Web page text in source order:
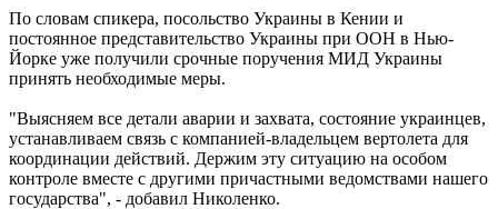
По словам спикера, посольство Украины в Кении и
постоянное представительство Украины при ООН в Нью-
Йорке уже получили срочные поручения МИД Украины
принять необходимые меры.
"Выясняем все детали аварии и захвата, состояние украинцев,
устанавливаем связь с компанией-владельцем вертолета для
координации действий. Держим эту ситуацию на особом
контроле вместе с другими причастными ведомствами нашего
государства", - добавил Николенко.